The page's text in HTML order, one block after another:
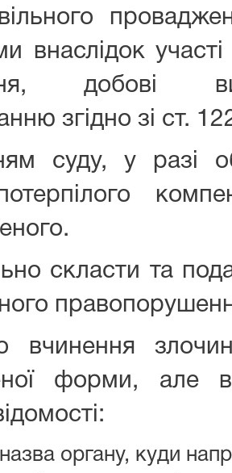
внаслідок
добові
згідно зі ст.
суду, у разі
скласти та
вчинення
форми, але
органу, куди